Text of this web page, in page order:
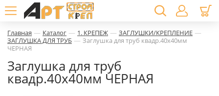
Главная — Каталог — 1. КРЕПЕЖ — ЗАГЛУШКИ/КРЕПЛЕНИЕ —
ЗАГЛУШКА ДЛЯ ТРУБ — Заглушка для труб квадр.40х40мм
ЧЕРНАЯ
Заглушка для труб
квадр.40х40мм ЧЕРНАЯ